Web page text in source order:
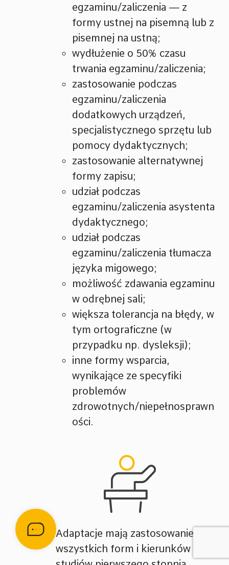
egzaminu/zaliczenia — z
formy ustnej na pisemną lub z
pisemnej na ustną;
wydłużenie o 50% czasu
trwania egzaminu/zaliczenia;
zastosowanie podczas
egzaminu/zaliczenia
dodatkowych urządzeń,
specjalistycznego sprzętu lub
pomocy dydaktycznych;
zastosowanie alternatywnej
formy zapisu;
udział podczas
egzaminu/zaliczenia asystenta
dydaktycznego;
udział podczas
egzaminu/zaliczenia tłumacza
języka migowego;
możliwość zdawania egzaminu
w odrębnej sali;
większa tolerancja na błędy, w
tym ortograficzne (w
przypadku np. dysleksji);
inne formy wsparcia,
wynikające ze specyfiki
problemów
zdrowotnych/niepełnosprawn
ości.
Adaptacje mają zastosowanie do
wszystkich form i kierunków